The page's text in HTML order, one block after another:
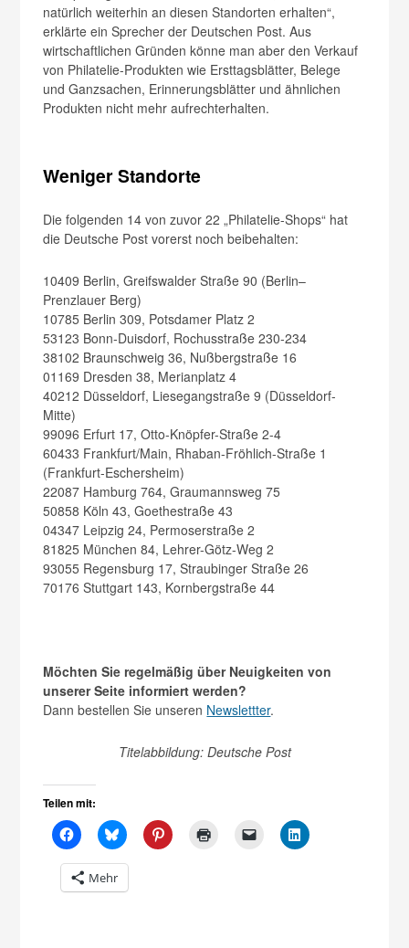
natürlich weiterhin an diesen Standorten erhalten“,
erklärte ein Sprecher der Deutschen Post. Aus
wirtschaftlichen Gründen könne man aber den Verkauf
von Philatelie-Produkten wie Ersttagsblätter, Belege
und Ganzsachen, Erinnerungsblätter und ähnlichen
Produkten nicht mehr aufrechterhalten.
Weniger Standorte
Die folgenden 14 von zuvor 22 „Philatelie-Shops“ hat
die Deutsche Post vorerst noch beibehalten:
10409 Berlin, Greifswalder Straße 90 (Berlin–
Prenzlauer Berg)
10785 Berlin 309, Potsdamer Platz 2
53123 Bonn-Duisdorf, Rochusstraße 230-234
38102 Braunschweig 36, Nußbergstraße 16
01169 Dresden 38, Merianplatz 4
40212 Düsseldorf, Liesegangstraße 9 (Düsseldorf-
Mitte)
99096 Erfurt 17, Otto-Knöpfer-Straße 2-4
60433 Frankfurt/Main, Rhaban-Fröhlich-Straße 1
(Frankfurt-Eschersheim)
22087 Hamburg 764, Graumannsweg 75
50858 Köln 43, Goethestraße 43
04347 Leipzig 24, Permoserstraße 2
81825 München 84, Lehrer-Götz-Weg 2
93055 Regensburg 17, Straubinger Straße 26
70176 Stuttgart 143, Kornbergstraße 44
Möchten Sie regelmäßig über Neuigkeiten von
unserer Seite informiert werden?
Dann bestellen Sie unseren Newslettter.
Titelabbildung: Deutsche Post
Teilen mit:
Mehr